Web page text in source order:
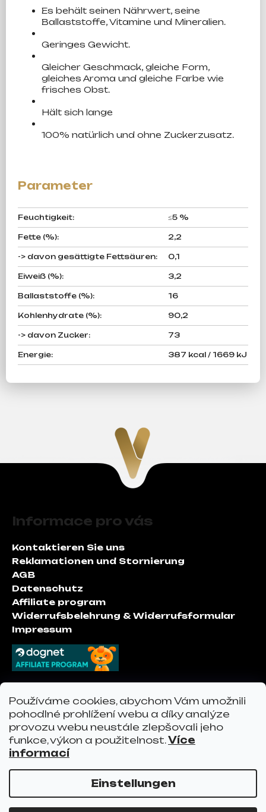
Používáme cookies, abychom Vám umožnili
pohodlné prohlížení webu a díky analýze
provozu webu neustále zlepšovali jeho
funkce, výkon a použitelnost.Více
informací
Einstellungen
Es behält seinen Nährwert, seine
Ballaststoffe, Vitamine und Mineralien.
Geringes Gewicht.
Gleicher Geschmack, gleiche Form,
gleiches Aroma und gleiche Farbe wie
frisches Obst.
Hält sich lange
100% natürlich und ohne Zuckerzusatz.
Feuchtigkeit: ≤5 %
Fette (%): 2,2
-> davon gesättigte Fettsäuren: 0,1
Eiweiß (%): 3,2
Ballaststoffe (%): 16
Kohlenhydrate (%): 90,2
-> davon Zucker: 73
Energie: 387 kcal / 1669 kJ
Informace pro vás
Kontaktieren Sie uns
Reklamationen und Stornierung
AGB
Datenschutz
Affiliate program
Widerrufsbelehrung & Widerrufsformular
Impressum
Kontakt
info@vervo.at
vervo.at